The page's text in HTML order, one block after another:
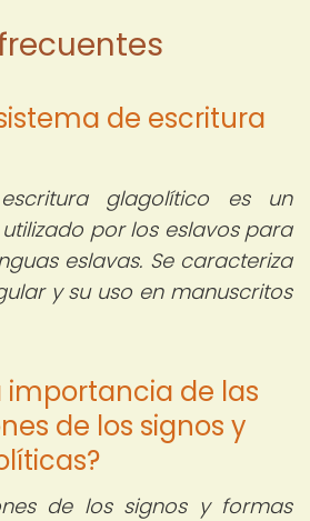
de escritura
glagolítico es un
por los eslavos para
eslavas. Se caracteriza
y su uso en manuscritos
importancia de las
de los signos y
de los signos y formas